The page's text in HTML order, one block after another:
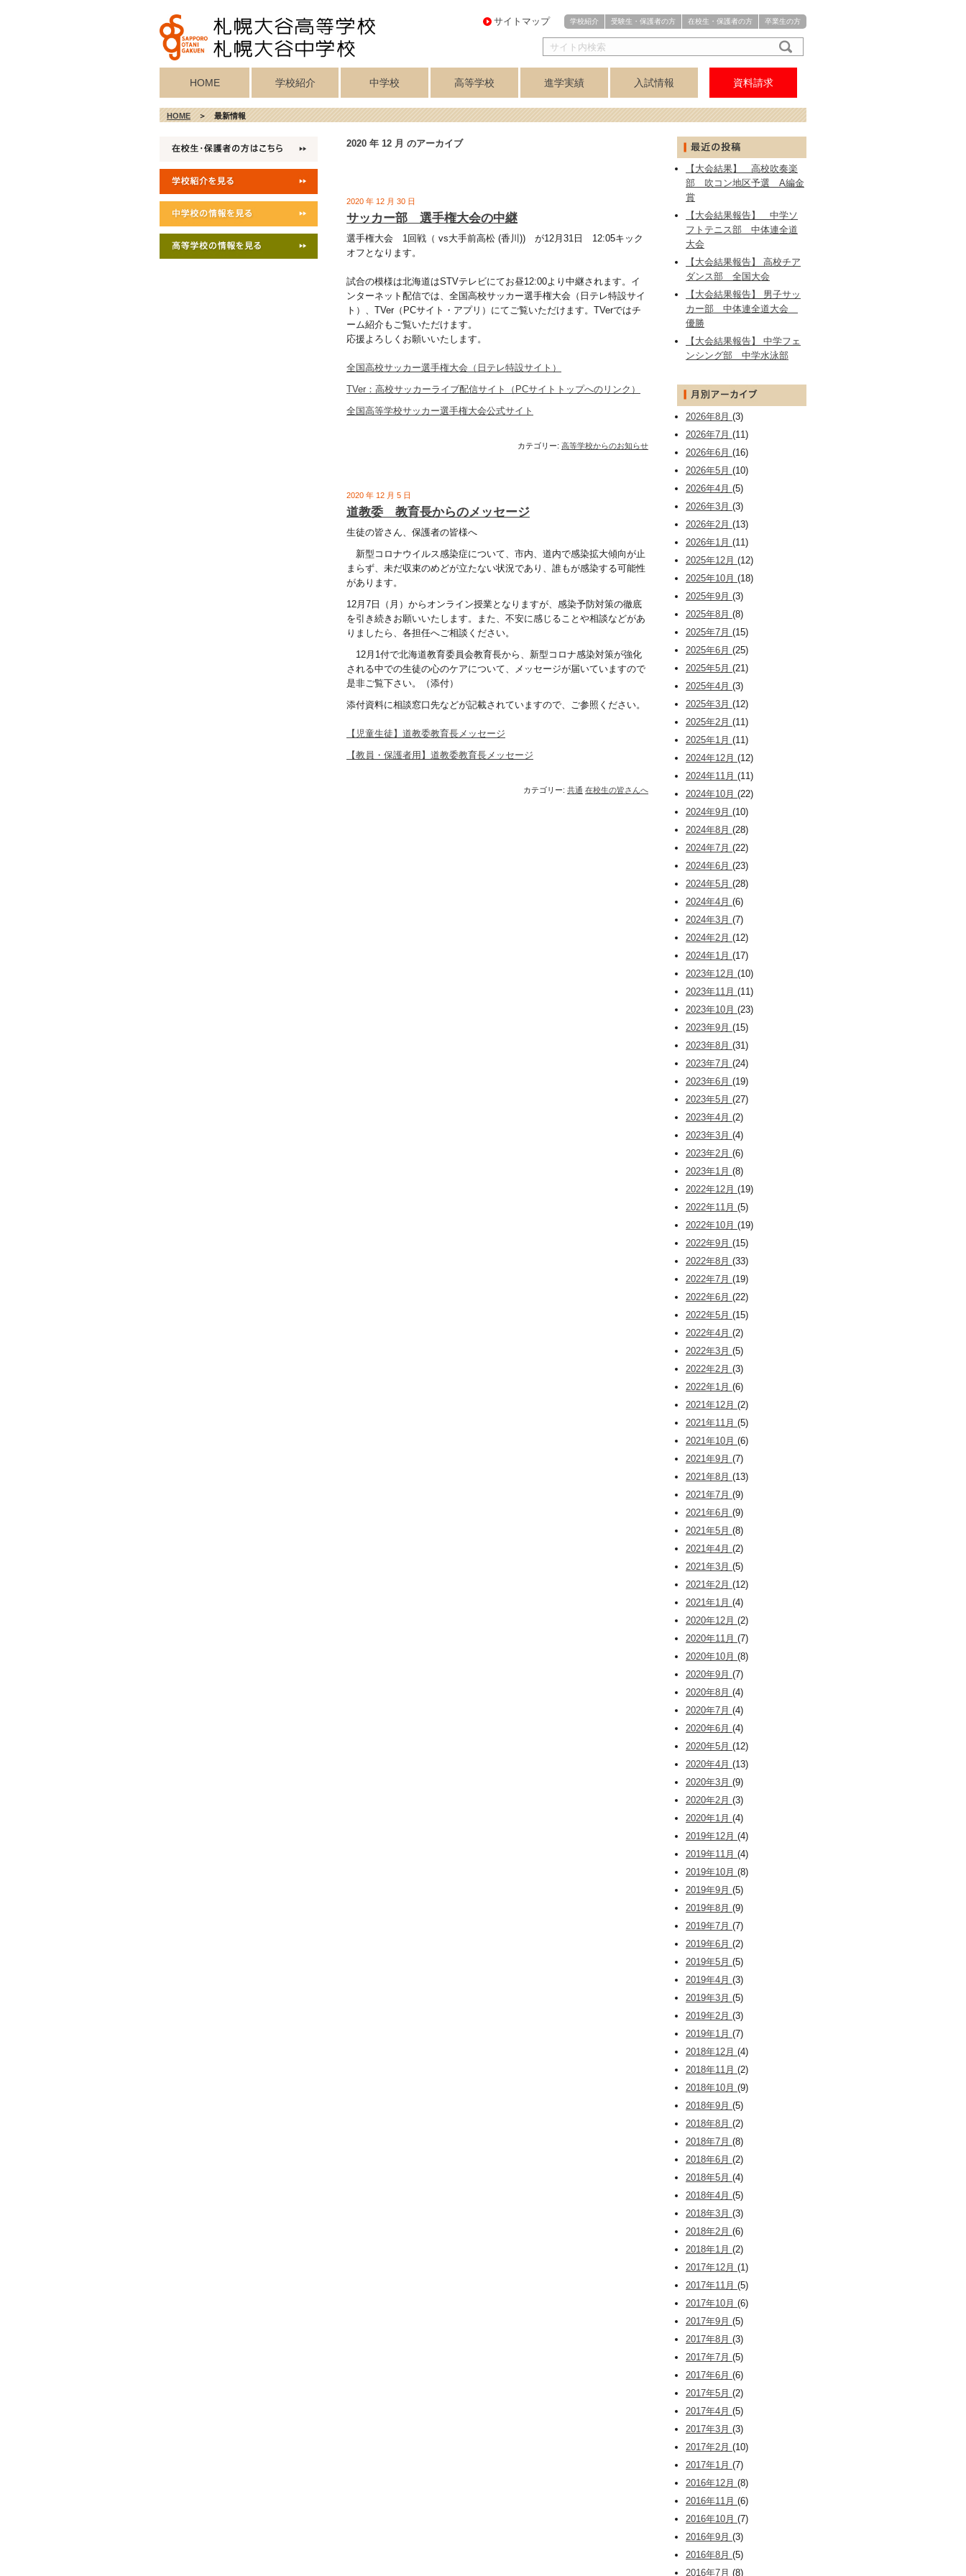
学校紹介 受験生・保護者の方 在校生・保護者の方 卒業生の方
サイトマップ
HOME 学校紹介
校長挨拶
教育目標・校訓
沿革
校歌・真宗宗歌・
記念歌
学校施設紹介
中学校
中学校トップ
医進・難関理系
コース
英数コース
アスリートコース
プログレスコース
芸術コース
美術専攻
芸術コース
音楽専攻
クラブ紹介
高等学校
高等学校トップ
学力重点コース
個性探求コース
音楽科
美術科
講座制
クラブ紹介
進学実績
合格実績
入試情報
中学
高校
アクセス
資料請求
HOME＞ 最新情報
2020 年 12 月 のアーカイブ
2020 年 12 月 30 日
サッカー部 選手権大会の中継
選手権大会 1回戦（ vs大手前高松 (香川)) が12月31日 12:05キック
オフとなります。
試合の模様は北海道はSTVテレビにてお昼12:00より中継されます。イ
ンターネット配信では、全国高校サッカー選手権大会（日テレ特設サイ
ト）、TVer（PCサイト・アプリ）にてご覧いただけます。TVerではチ
ーム紹介もご覧いただけます。
応援よろしくお願いいたします。
全国高校サッカー選手権大会（日テレ特設サイト）
TVer：高校サッカーライブ配信サイト（PCサイトトップへのリンク）
全国高等学校サッカー選手権大会公式サイト
カテゴリー: 高等学校からのお知らせ
2020 年 12 月 5 日
道教委 教育長からのメッセージ
生徒の皆さん、保護者の皆様へ
新型コロナウイルス感染症について、市内、道内で感染拡大傾向が止
まらず、未だ収束のめどが立たない状況であり、誰もが感染する可能性
があります。
12月7日（月）からオンライン授業となりますが、感染予防対策の徹底
を引き続きお願いいたします。また、不安に感じることや相談などがあ
りましたら、各担任へご相談ください。
12月1付で北海道教育委員会教育長から、新型コロナ感染対策が強化
される中での生徒の心のケアについて、メッセージが届いていますので
是非ご覧下さい。（添付）
添付資料に相談窓口先などが記載されていますので、ご参照ください。
【児童生徒】道教委教育長メッセージ
【教員・保護者用】道教委教育長メッセージ
カテゴリー: 共通 在校生の皆さんへ
【大会結果】 高校吹奏楽
部 吹コン地区予選 A編金
賞
【大会結果報告】 中学ソ
フトテニス部 中体連全道
大会
【大会結果報告】 高校チア
ダンス部 全国大会
【大会結果報告】 男子サッ
カー部 中体連全道大会
優勝
【大会結果報告】 中学フェ
ンシング部 中学水泳部
2026年8月 (3)
2026年7月 (11)
2026年6月 (16)
2026年5月 (10)
2026年4月 (5)
2026年3月 (3)
2026年2月 (13)
2026年1月 (11)
2025年12月 (12)
2025年10月 (18)
2025年9月 (3)
2025年8月 (8)
2025年7月 (15)
2025年6月 (25)
2025年5月 (21)
2025年4月 (3)
2025年3月 (12)
2025年2月 (11)
2025年1月 (11)
2024年12月 (12)
2024年11月 (11)
2024年10月 (22)
2024年9月 (10)
2024年8月 (28)
2024年7月 (22)
2024年6月 (23)
2024年5月 (28)
2024年4月 (6)
2024年3月 (7)
2024年2月 (12)
2024年1月 (17)
2023年12月 (10)
2023年11月 (11)
2023年10月 (23)
2023年9月 (15)
2023年8月 (31)
2023年7月 (24)
2023年6月 (19)
2023年5月 (27)
2023年4月 (2)
2023年3月 (4)
2023年2月 (6)
2023年1月 (8)
2022年12月 (19)
2022年11月 (5)
2022年10月 (19)
2022年9月 (15)
2022年8月 (33)
2022年7月 (19)
2022年6月 (22)
2022年5月 (15)
2022年4月 (2)
2022年3月 (5)
2022年2月 (3)
2022年1月 (6)
2021年12月 (2)
2021年11月 (5)
2021年10月 (6)
2021年9月 (7)
2021年8月 (13)
2021年7月 (9)
2021年6月 (9)
2021年5月 (8)
2021年4月 (2)
2021年3月 (5)
2021年2月 (12)
2021年1月 (4)
2020年12月 (2)
2020年11月 (7)
2020年10月 (8)
2020年9月 (7)
2020年8月 (4)
2020年7月 (4)
2020年6月 (4)
2020年5月 (12)
2020年4月 (13)
2020年3月 (9)
2020年2月 (3)
2020年1月 (4)
2019年12月 (4)
2019年11月 (4)
2019年10月 (8)
2019年9月 (5)
2019年8月 (9)
2019年7月 (7)
2019年6月 (2)
2019年5月 (5)
2019年4月 (3)
2019年3月 (5)
2019年2月 (3)
2019年1月 (7)
2018年12月 (4)
2018年11月 (2)
2018年10月 (9)
2018年9月 (5)
2018年8月 (2)
2018年7月 (8)
2018年6月 (2)
2018年5月 (4)
2018年4月 (5)
2018年3月 (3)
2018年2月 (6)
2018年1月 (2)
2017年12月 (1)
2017年11月 (5)
2017年10月 (6)
2017年9月 (5)
2017年8月 (3)
2017年7月 (5)
2017年6月 (6)
2017年5月 (2)
2017年4月 (5)
2017年3月 (3)
2017年2月 (10)
2017年1月 (7)
2016年12月 (8)
2016年11月 (6)
2016年10月 (7)
2016年9月 (3)
2016年8月 (5)
2016年7月 (8)